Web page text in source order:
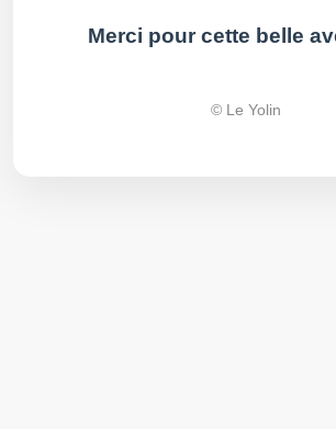
Merci pour cette belle
© Le Yolin